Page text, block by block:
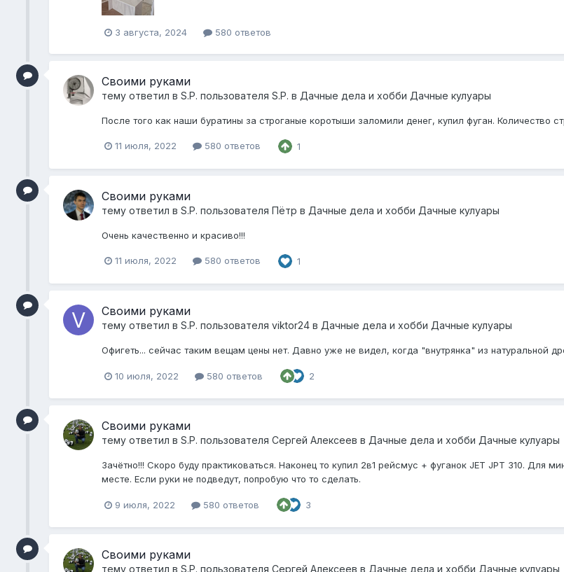
3 августа, 2024 580 ответов
Своими руками
тему ответил в S.P. пользователя S.P. в Дачные дела и хобби Дачные кулуары
После того как наши буратины за строганые коротыши заломили денег, купил фуган. Количество
11 июля, 2022 580 ответов 1
Своими руками
тему ответил в S.P. пользователя Пётр в Дачные дела и хобби Дачные кулуары
Очень качественно и красиво!!!
11 июля, 2022 580 ответов 1
Своими руками
тему ответил в S.P. пользователя viktor24 в Дачные дела и хобби Дачные кулуары
Офигеть... сейчас таким вещам цены нет. Давно уже не видел, когда "внутрянка" из натуральной
10 июля, 2022 580 ответов 2
Своими руками
тему ответил в S.P. пользователя Сергей Алексеев в Дачные дела и хобби Дачные кулуары
Зачётно!!! Скоро буду практиковаться. Наконец то купил 2в1 рейсмус + фуганок JET JPT 310. Для
месте. Если руки не подведут, попробую что то сделать.
9 июля, 2022 580 ответов 3
Своими руками
тему ответил в S.P. пользователя Сергей Алексеев в Дачные дела и хобби Дачные кулуары